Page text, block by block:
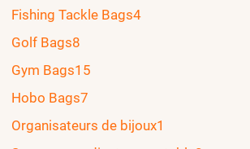
Fishing Tackle Bags4
Golf Bags8
Gym Bags15
Hobo Bags7
Organisateurs de bijoux1